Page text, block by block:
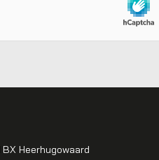
BX Heerhugowaard